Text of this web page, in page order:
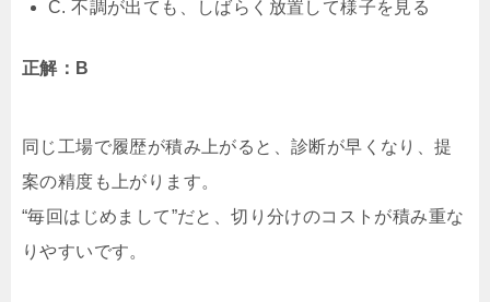
C. 不調が出ても、しばらく放置して様子を見る
正解：B
同じ工場で履歴が積み上がると、診断が早くなり、提
案の精度も上がります。
“毎回はじめまして”だと、切り分けのコスト が積み重な
りやすいです。